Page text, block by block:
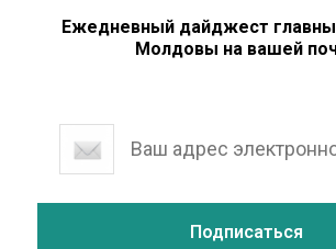
Ежедневный дайджест
Молдовы на вашей